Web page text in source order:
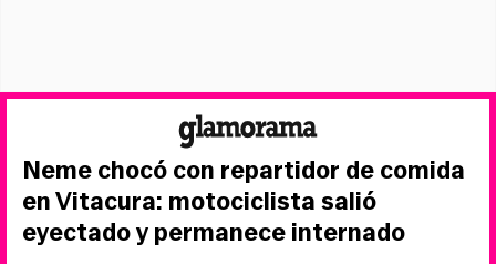
Neme chocó con repartidor de comida
en Vitacura: motociclista salió
eyectado y permanece internado